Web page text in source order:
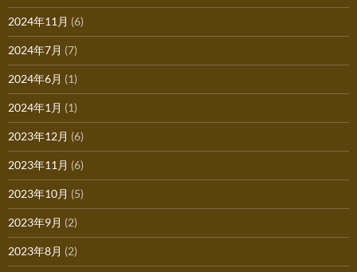
2024年11月 (6)
2024年7月 (7)
2024年6月 (1)
2024年1月 (1)
2023年12月 (6)
2023年11月 (6)
2023年10月 (5)
2023年9月 (2)
2023年8月 (2)